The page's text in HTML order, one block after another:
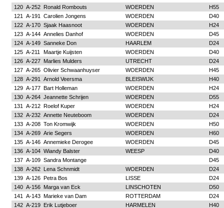
120 A-252 Ronald Rombouts WOERDEN
H55
121
A-191 Carolien Jongens WOERDEN
D40
122 A-170 Sjaak Haasnoot WOERDEN
H24
123 A-144 Annelies Danhof WOERDEN
D45
124 A-149 Sanneke Don HAARLEM
D24
125 A-211 Maartje Kuijsten WOERDEN
D40
126 A-227 Marlies Mulders UTRECHT
D24
127 A-265 Olivier Schwaanhuyser WOERDEN
H45
128 A-291 Arnold Veersma BLEISWIJK
H40
129 A-177 Bart Holleman WOERDEN
H24
130 A-264 Jeannette Schrijen WOERDEN
D55
131
A-212 Roelof Kuper WOERDEN
H24
132 A-232 Annette Neuteboom WOERDEN
D24
133 A-208 Ton Kromwijk WOERDEN
H50
134 A-269 Arie Segers WOERDEN
H60
135 A-146 Annemieke Derogee WOERDEN
D45
136 A-104 Wiandy Balster WEESP
D40
137 A-109 Sandra Montange
D45
138 A-262 Lena Schnmidt WOERDEN
D24
139 A-126 Petra Bos LISSE
D24
140 A-156 Marga van Eck LINSCHOTEN
D50
141
A-143 Marieke van Dam ROTTERDAM
D24
142 A-219 Erik Lutjeboer HARMELEN
H40